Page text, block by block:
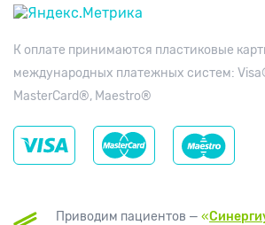
К оплате принимаются пластиковые
международных платежных систем:
MasterCard®, Maestro®
Приводим пациентов — «